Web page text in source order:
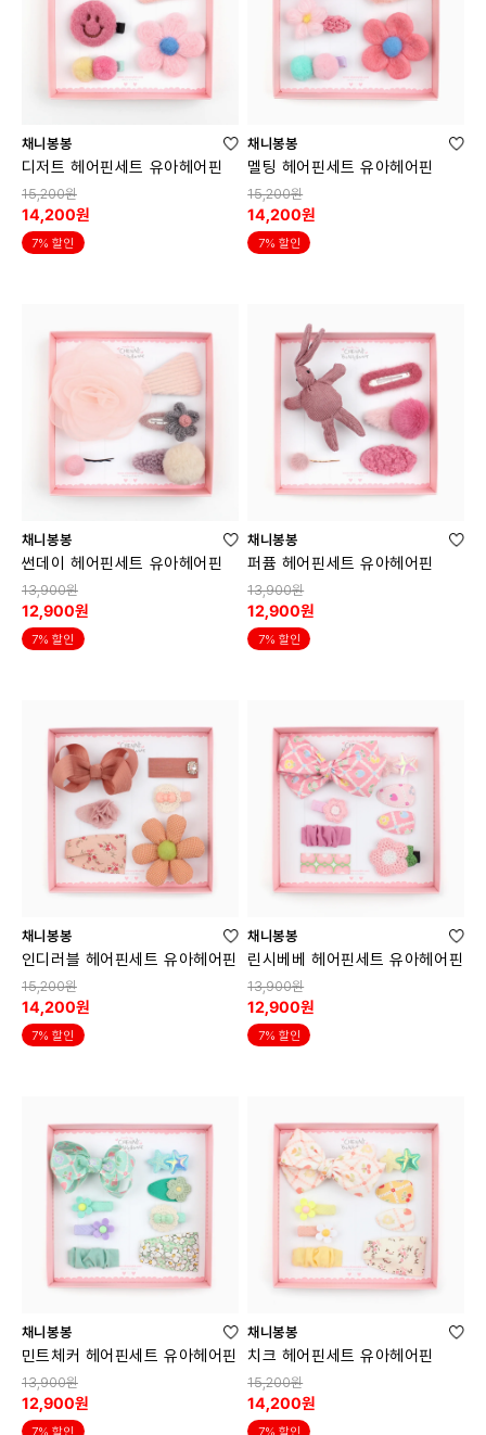
채니봉봉
디저트 헤어핀세트 유아헤어핀
15,200원
14,200원
7% 할인
채니봉봉
멜팅 헤어핀세트 유아헤어핀
15,200원
14,200원
7% 할인
채니봉봉
썬데이 헤어핀세트 유아헤어핀
13,900원
12,900원
7% 할인
채니봉봉
퍼퓸 헤어핀세트 유아헤어핀
13,900원
12,900원
7% 할인
채니봉봉
인디러블 헤어핀세트 유아헤어핀
15,200원
14,200원
7% 할인
채니봉봉
린시베베 헤어핀세트 유아헤어핀
13,900원
12,900원
7% 할인
채니봉봉
민트체커 헤어핀세트 유아헤어핀
13,900원
12,900원
7% 할인
채니봉봉
치크 헤어핀세트 유아헤어핀
15,200원
14,200원
7% 할인